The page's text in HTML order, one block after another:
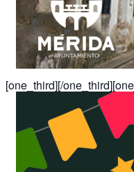
[one_third][/